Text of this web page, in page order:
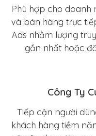
Phù hợp cho doanh
và bán hàng trực
Ads nhằm lượng
gần nhất hoặc
Công Ty
Tiếp cận người
khách hàng tiềm